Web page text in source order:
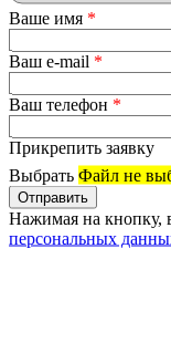
Ваше имя *
Ваш e-mail *
Ваш телефон *
Прикрепить заявку
Выбрать Файл не
Нажимая на кнопку,
персональных